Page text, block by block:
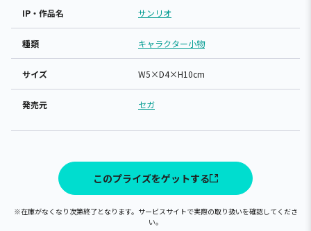
IP・作品名 サンリオ
種類 キャラクター小物
サイズ W5×D4×H10cm
発売元 セガ
このプライズをゲットする
※在庫がなくなり次第終了となります。サービスサイトで実際の取り扱いを確認してくださ
い。